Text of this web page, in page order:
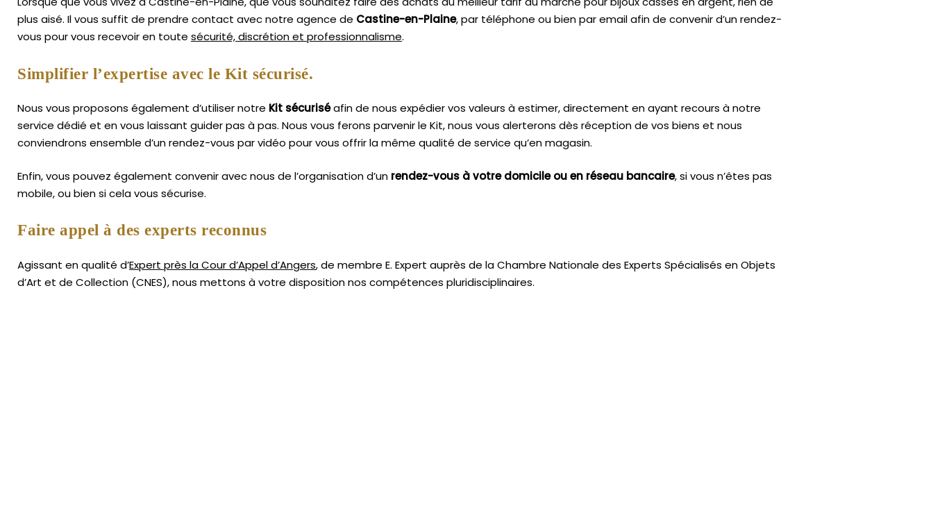
plus aisé. Il vous suffit de prendre contact avec notre agence de Castine-en-Plaine, par téléphone ou bien par email afin de convenir d’un rendez-
vous pour vous recevoir en toute sécurité, discrétion et professionnalisme.
Simplifier l’expertise avec le Kit sécurisé.
Nous vous proposons également d’utiliser notre Kit sécuriséafin de nous expédier vos valeurs à estimer, directement en ayant recours à notre
service dédié et en vous laissant guider pas à pas. Nous vous ferons parvenir le Kit, nous vous alerterons dès réception de vos biens et nous
conviendrons ensemble d’un rendez-vous par vidéo pour vous offrir la même qualité de service qu’en magasin.
Enfin, vous pouvez également convenir avec nous de l’organisation d’un rendez-vous à votre domicile ou en réseau bancaire, si vous n’êtes pas
mobile, ou bien si cela vous sécurise.
Faire appel à des experts reconnus
Agissant en qualité d’Expert près la Cour d’Appel d’Angers, de membre E. Expert auprès de laChambre Nationale des Experts Spécialisés en Objets
d’Art et de Collection (CNES),nous mettons à votre disposition nos compétences pluridisciplinaires.